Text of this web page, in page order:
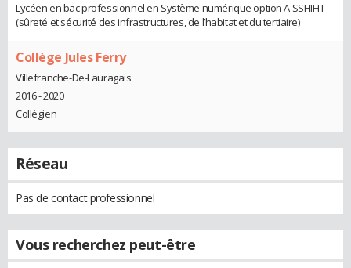
Lycéen en bac professionnel en Système numérique option A SSHIHT
(sûreté et sécurité des infrastructures, de l’habitat et du tertiaire)
Collège Jules Ferry
Villefranche-De-Lauragais
2016 - 2020
Collégien
Réseau
Pas de contact professionnel
Vous recherchez peut-être